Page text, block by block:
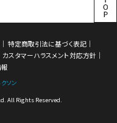
特定商取引法に基づく表記
カスタマーハラスメント対応方針
ソン
All Rights Reserved.